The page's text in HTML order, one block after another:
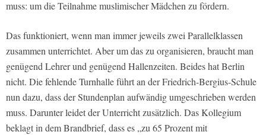
muss: um die Teilnahme muslimischer Mädchen zu fördern.
Das funktioniert, wenn man immer jeweils zwei Parallelklassen
zusammen unterrichtet. Aber um das zu organisieren, braucht man
genügend Lehrer und genügend Hallenzeiten. Beides hat Berlin
nicht. Die fehlende Turnhalle führt an der Friedrich-Bergius-Schule
nun dazu, dass der Stundenplan aufwändig umgeschrieben werden
muss. Darunter leidet der Unterricht zusätzlich. Das Kollegium
beklagt in dem Brandbrief, dass es „zu 65 Prozent mit